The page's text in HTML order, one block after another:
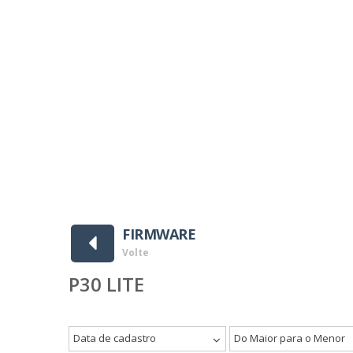
FIRMWARE
Volte
P30 LITE
Data de cadastro Do Maior para o Menor